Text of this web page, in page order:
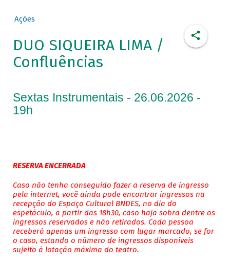
Ações
DUO SIQUEIRA LIMA /
Confluências
Sextas Instrumentais - 26.06.2026 -
19h
RESERVA ENCERRADA
Caso não tenha conseguido fazer a reserva de ingresso
pela internet, você ainda pode encontrar ingressos na
recepção do Espaço Cultural BNDES, no dia do
espetáculo, a partir das 18h30, caso haja sobra dentre os
ingressos reservados e não retirados. Cada pessoa
receberá apenas um ingresso com lugar marcado, se for
o caso, estando o número de ingressos disponíveis
sujeito à lotação máxima do teatro.